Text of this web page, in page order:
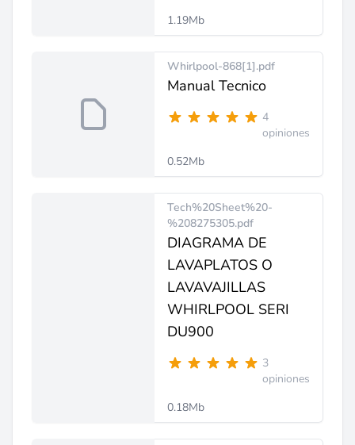
1.19Mb
Whirlpool-868[1].pdf
Manual Tecnico
4
opiniones
0.52Mb
Tech%20Sheet%20-
%208275305.pdf
DIAGRAMA DE
LAVAPLATOS O
LAVAVAJILLAS
WHIRLPOOL SERI
DU900
3
opiniones
0.18Mb